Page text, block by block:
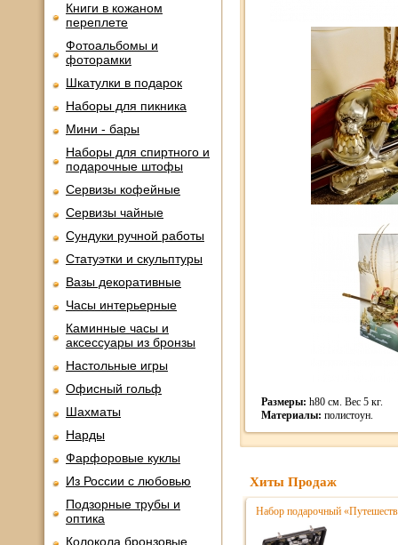
Книги в кожаном
переплете
Фотоальбомы и
фоторамки
Шкатулки в подарок
Наборы для пикника
Мини - бары
Наборы для спиртного и
подарочные штофы
Сервизы кофейные
Сервизы чайные
Сундуки ручной работы
Статуэтки и скульптуры
Вазы декоративные
Часы интерьерные
Каминные часы и
аксессуары из бронзы
Настольные игры
Офисный гольф
Шахматы
Нарды
Фарфоровые куклы
Из России с любовью
Подзорные трубы и
оптика
Колокола бронзовые
Размеры: h80 см. Вес 5 кг.
Материалы: полистоун.
Хиты Продаж
Набор подарочный